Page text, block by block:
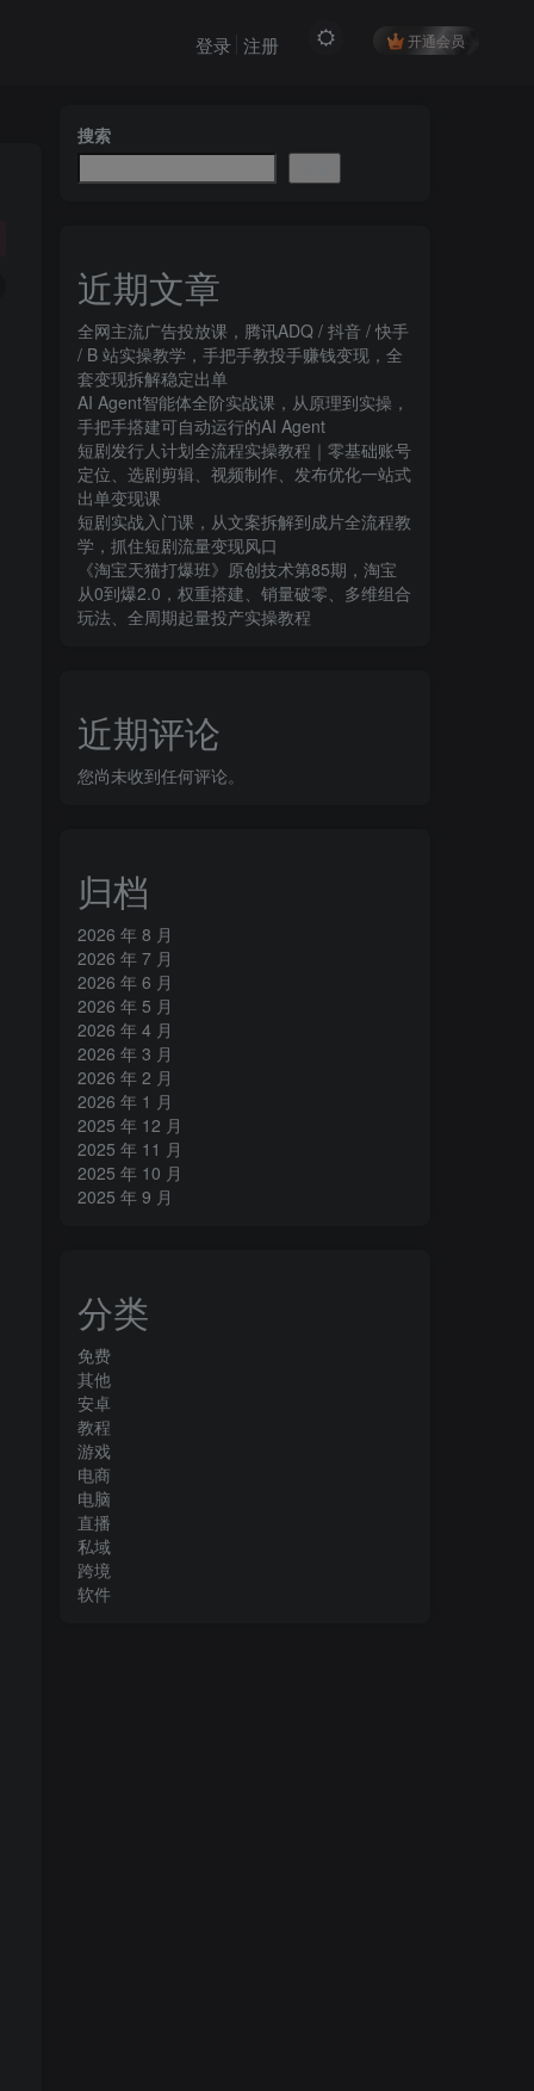
开通会员
登录 注册
搜索
近期文章
全网主流广告投放课，腾讯ADQ / 抖音 / 快手
/ B 站实操教学，手把手教投手赚钱变现，全
套变现拆解稳定出单
AI Agent智能体全阶实战课，从原理到实操，
手把手搭建可自动运行的AI Agent
短剧发行人计划全流程实操教程｜零基础账号
定位、选剧剪辑、视频制作、发布优化一站式
出单变现课​
短剧实战入门课，从文案拆解到成片全流程教
学，抓住短剧流量变现风口
《淘宝天猫打爆班》原创技术第85期，淘宝
从0到爆2.0，权重搭建、销量破零、多维组合
玩法、全周期起量投产实操教程
近期评论
您尚未收到任何评论。
归档
2026 年 8 月
2026 年 7 月
2026 年 6 月
2026 年 5 月
2026 年 4 月
2026 年 3 月
2026 年 2 月
2026 年 1 月
2025 年 12 月
2025 年 11 月
2025 年 10 月
2025 年 9 月
分类
免费
其他
安卓
教程
游戏
电商
电脑
直播
私域
跨境
软件